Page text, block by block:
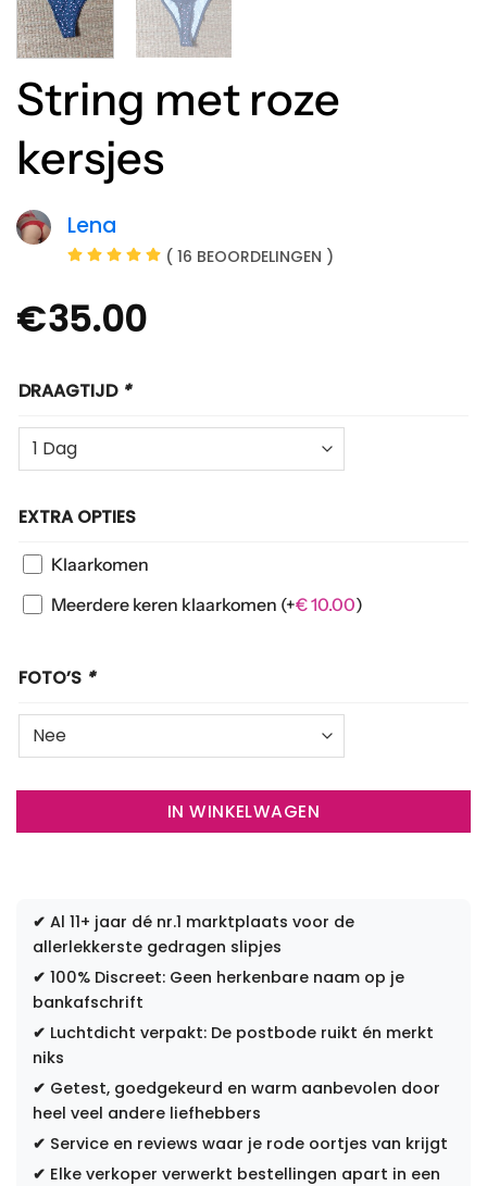
String met roze
kersjes
Lena
( 16 BEOORDELINGEN )
€35.00
DRAAGTIJD *
EXTRA OPTIES
Klaarkomen
Meerdere keren klaarkomen (+€10.00)
FOTO’S *
IN WINKELWAGEN
✔ Al 11+ jaar dé nr.1 marktplaats voor de
allerlekkerste gedragen slipjes
✔ 100% Discreet: Geen herkenbare naam op je
bankafschrift
✔ Luchtdicht verpakt: De postbode ruikt én merkt
niks
✔ Getest, goedgekeurd en warm aanbevolen door
heel veel andere liefhebbers
✔ Service en reviews waar je rode oortjes van krijgt
✔ Elke verkoper verwerkt bestellingen apart in een